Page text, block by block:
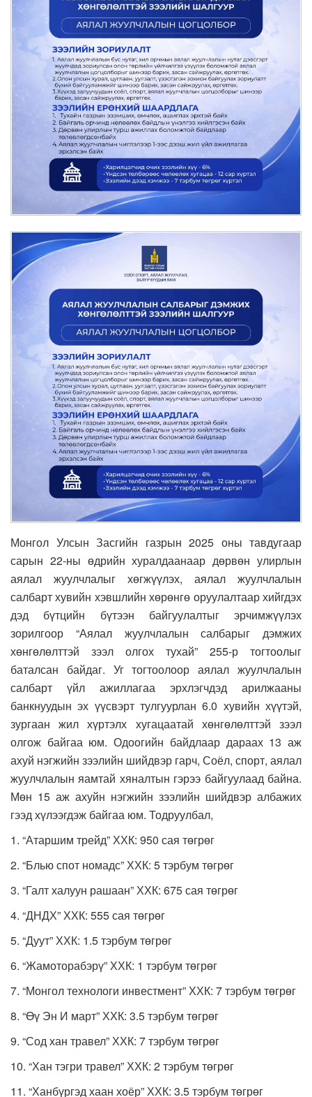
Монгол Улсын Засгийн газрын 2025 оны тавдугаар
сарын 22-ны өдрийн хуралдаанаар дөрвөн улирлын
аялал жуулчлалыг хөгжүүлэх, аялал жуулчлалын
салбарт хувийн хэвшлийн хөрөнгө оруулалтаар хийгдэх
дэд бүтцийн бүтээн байгуулалтыг эрчимжүүлэх
зорилгоор “Аялал жуулчлалын салбарыг дэмжих
хөнгөлөлттэй зээл олгох тухай” 255-р тогтоолыг
баталсан байдаг. Уг тогтоолоор аялал жуулчлалын
салбарт үйл ажиллагаа эрхлэгчдэд арилжааны
банкнуудын эх үүсвэрт тулгуурлан 6.0 хувийн хүүтэй,
зургаан жил хүртэлх хугацаатай хөнгөлөлттэй зээл
олгож байгаа юм. Одоогийн байдлаар дараах 13 аж
ахуй нэгжийн зээлийн шийдвэр гарч, Соёл, спорт, аялал
жуулчлалын яамтай хяналтын гэрээ байгуулаад байна.
Мөн 15 аж ахуйн нэгжийн зээлийн шийдвэр албажих
гээд хүлээгдэж байгаа юм. Тодруулбал,
1. “Атаршим трейд” ХХК: 950 сая төгрөг
2. “Блью спот номадс” ХХК: 5 тэрбум төгрөг
3. “Галт халуун рашаан” ХХК: 675 сая төгрөг
4. “ДНДХ” ХХК: 555 сая төгрөг
5. “Дуут” ХХК: 1.5 тэрбум төгрөг
6. “Жамоторабэрү” ХХК: 1 тэрбум төгрөг
7. “Монгол технологи инвестмент” ХХК: 7 тэрбум төгрөг
8. “Өү Эн И март” ХХК: 3.5 тэрбум төгрөг
9. “Сод хан травел” ХХК: 7 тэрбум төгрөг
10. “Хан тэгри травел” ХХК: 2 тэрбум төгрөг
11. “Ханбүргэд хаан хоёр” ХХК: 3.5 тэрбум төгрөг